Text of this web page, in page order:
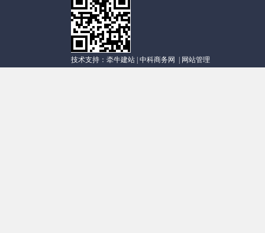
技术支持： 牵牛建站 中科商务网 网站管理